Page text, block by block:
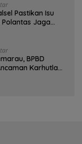
Pastikan Isu
Jaga
BPBD
Karhutla